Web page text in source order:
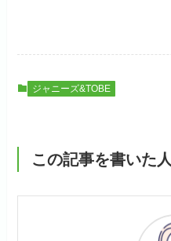
ジャニーズ&TOBE
この記事を書いた人